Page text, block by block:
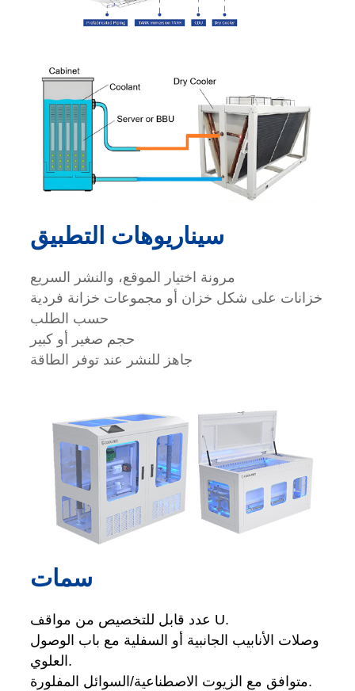
سيناريوهات التطبيق
مرونة اختيار الموقع، والنشر السريع
خزانات على شكل خزان أو مجموعات خزانة فردية
حسب الطلب
حجم صغير أو كبير
جاهز للنشر عند توفر الطاقة
سمات
عدد قابل للتخصيص من مواقف U.
وصلات الأنابيب الجانبية أو السفلية مع باب الوصول
العلوي.
متوافق مع الزيوت الاصطناعية/السوائل المفلورة.